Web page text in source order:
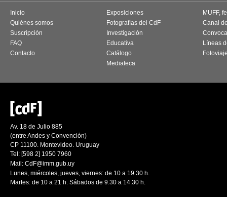
Inicio
Quiénes somos
Suscripción
FAQ
Contacto
Exposiciones
Fotografías del CdF
Investigación
Educativa
Catálogo
Mediateca
MUFF,
Canal
Líneas
Av. 18 de Julio 885
(entre Andes y Convención)
CP 11100. Montevideo. Uruguay
Tel: [598 2] 1950 7960
Mail: CdF@imm.gub.uy
Lunes, miércoles, jueves, viernes: de 10 a 19.30 h.
Martes: de 10 a 21 h. Sábados de 9.30 a 14.30 h.